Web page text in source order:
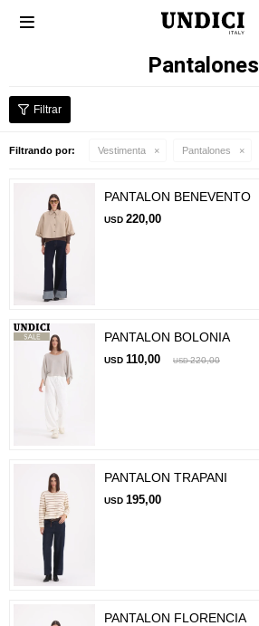

Pantalones
Filtrando por: Vestimenta Pantalones
PANTALON BENEVENTO
USD 220,00
PANTALON BOLONIA
USD 110,00 USD 220,00
PANTALON TRAPANI
USD 195,00
PANTALON FLORENCIA